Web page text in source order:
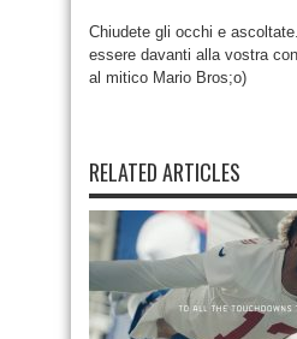
Chiudete gli occhi e
essere davanti alla vostra
al mitico Mario Bros;o)
RELATED ARTICLES